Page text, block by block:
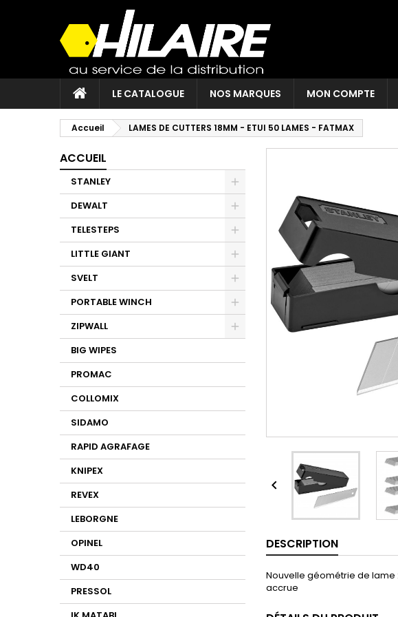
LE CATALOGUE NOS MARQUES MON COMPTE
Accueil LAMES DE CUTTERS 18MM - ETUI 50 LAMES - FATMAX
ACCUEIL
STANLEY
DEWALT
TELESTEPS
LITTLE GIANT
SVELT
PORTABLE WINCH
ZIPWALL
BIG WIPES
PROMAC
COLLOMIX
SIDAMO
RAPID AGRAFAGE
KNIPEX
REVEX
LEBORGNE
OPINEL
WD40
PRESSOL

DESCRIPTION
Nouvelle géométrie de lame
accrue